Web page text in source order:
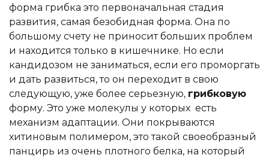
форма грибка это первоначальная стадия
развития, самая безобидная форма. Она по
большому счету не приносит больших проблем
и находится только в кишечнике. Но если
кандидозом не заниматься, если его проморгать
и дать развиться, то он переходит в свою
следующую, уже более серьезную, грибковую
форму. Это уже молекулы у которых есть
механизм адаптации. Они покрываются
хитиновым полимером, это такой своеобразный
панцирь из очень плотного белка, на который